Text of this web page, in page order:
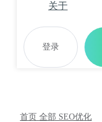
关于
登录
首页 全部 SEO优化